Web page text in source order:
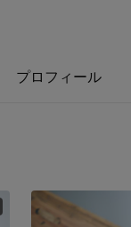
プロフィール